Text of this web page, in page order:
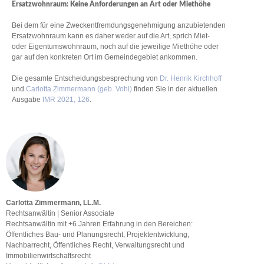
Ersatzwohnraum: Keine Anforderungen an Art oder Miethöhe
Bei dem für eine Zweckentfremdungsgenehmigung anzubietenden
Ersatzwohnraum kann es daher weder auf die Art, sprich Miet-
oder Eigentumswohnraum, noch auf die jeweilige Miethöhe oder
gar auf den konkreten Ort im Gemeindegebiet ankommen.
Die gesamte Entscheidungsbesprechung von Dr. Henrik Kirchhoff
und Carlotta Zimmermann (geb. Vohl) finden Sie in der aktuellen
Ausgabe
IMR 2021, 126.
Carlotta Zimmermann, LL.M.
Rechtsanwältin | Senior Associate
Rechtsanwältin mit +6 Jahren Erfahrung in den Bereichen:
Öffentliches Bau- und Planungsrecht, Projektentwicklung,
Nachbarrecht, Öffentliches Recht, Verwaltungsrecht und
Immobilienwirtschaftsrecht